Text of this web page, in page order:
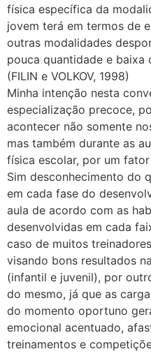
física específica da
jovem terá em termos de
outras modalidades
pouca quantidade e baixa
(FILIN e VOLKOV, 1998)
Minha intenção nesta
especialização precoce,
acontecer não somente
mas também durante as
física escolar, por um
Sim desconhecimento do
em cada fase do
aula de acordo com as
desenvolvidas em cada
caso de muitos
visando bons resultados
(infantil e juvenil), por
do mesmo, já que as
do momento oportuno
emocional acentuado,
treinamentos e